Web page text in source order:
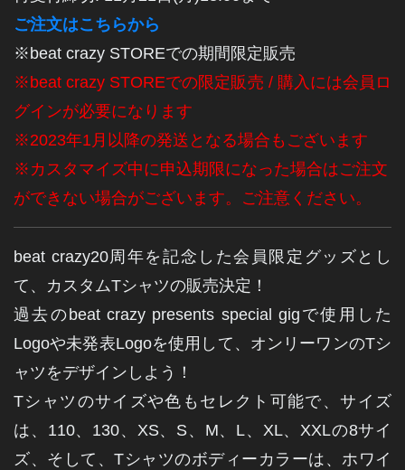
ご注文はこちらから
※beat crazy STOREでの期間限定販売
※beat crazy STOREでの限定販売 / 購入には会員ロ
グインが必要になります
※2023年1月以降の発送となる場合もございます
※カスタマイズ中に申込期限になった場合はご注文
ができない場合がございます。ご注意ください。
beat crazy20周年を記念した会員限定グッズとし
て、カスタムTシャツの販売決定！
過去のbeat crazy presents special gigで使用した
Logoや未発表Logoを使用して、オンリーワンのTシ
ャツをデザインしよう！
Tシャツのサイズや色もセレクト可能で、サイズ
は、110、130、XS、S、M、L、XL、XXLの8サイ
ズ、 そして、Tシャツのボディーカラーは、ホワイ